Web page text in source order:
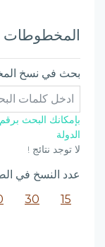
المخطوطات
بحث في نسخ
بإمكانك البحث برقم
الدولة
لا توجد نتائج !
عدد النسخ في
15
30